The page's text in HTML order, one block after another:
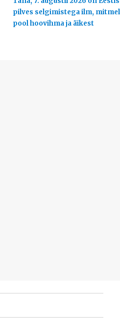
pilves selgimistega ilm, mitmel
pool hoovihma ja äikest